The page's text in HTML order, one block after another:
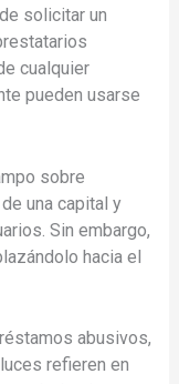
solicitar un
cualquier
pueden usarse
sobre
una capital y
Sin embargo,
hacia el
abusivos,
refieren en